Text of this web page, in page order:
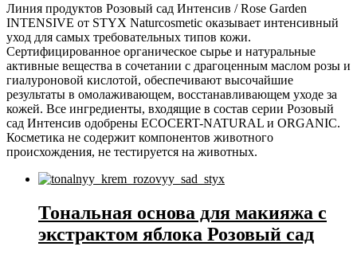
Линия продуктов Розовый сад Интенсив / Rose Garden
INTENSIVE от STYX Naturcosmetic оказывает интенсивный
уход для самых требовательных типов кожи.
Сертифицированное органическое сырье и натуральные
активные вещества в сочетании с драгоценным маслом розы и
гиалуроновой кислотой, обеспечивают высочайшие
результаты в омолаживающем, восстанавливающем уходе за
кожей. Все ингредиенты, входящие в состав серии Розовый
сад Интенсив одобрены ECOCERT-NATURAL и ORGANIC.
Косметика не содержит компонентов животного
происхождения, не тестируется на животных.
Тональная основа для макияжа с
экстрактом яблока Розовый сад